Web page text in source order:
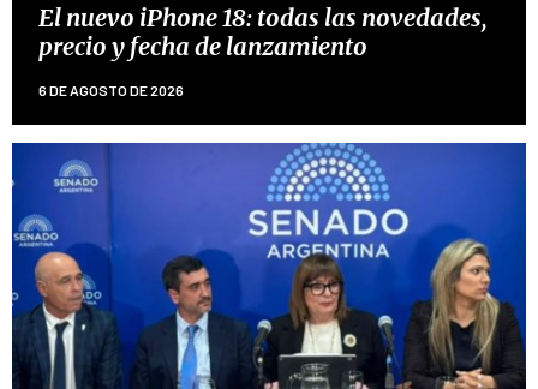
El nuevo iPhone 18: todas las novedades,
precio y fecha de lanzamiento
6 DE AGOSTO DE 2026